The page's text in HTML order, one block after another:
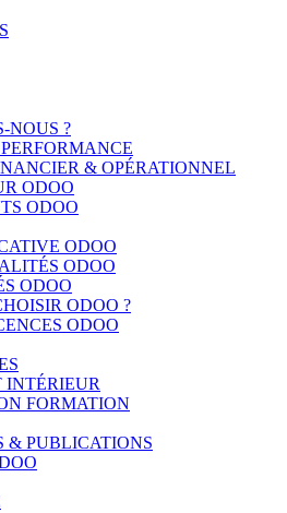
NOUS ?
& OPÉRATIONNEL
ODOO
ODOO
ODOO
ODOO
ODOO
ODOO ?
ODOO
INTÉRIEUR
FORMATION
& PUBLICATIONS